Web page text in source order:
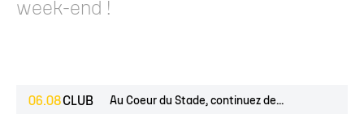
week-end !
06.08CLUB Au Coeur du Stade, continuez de...